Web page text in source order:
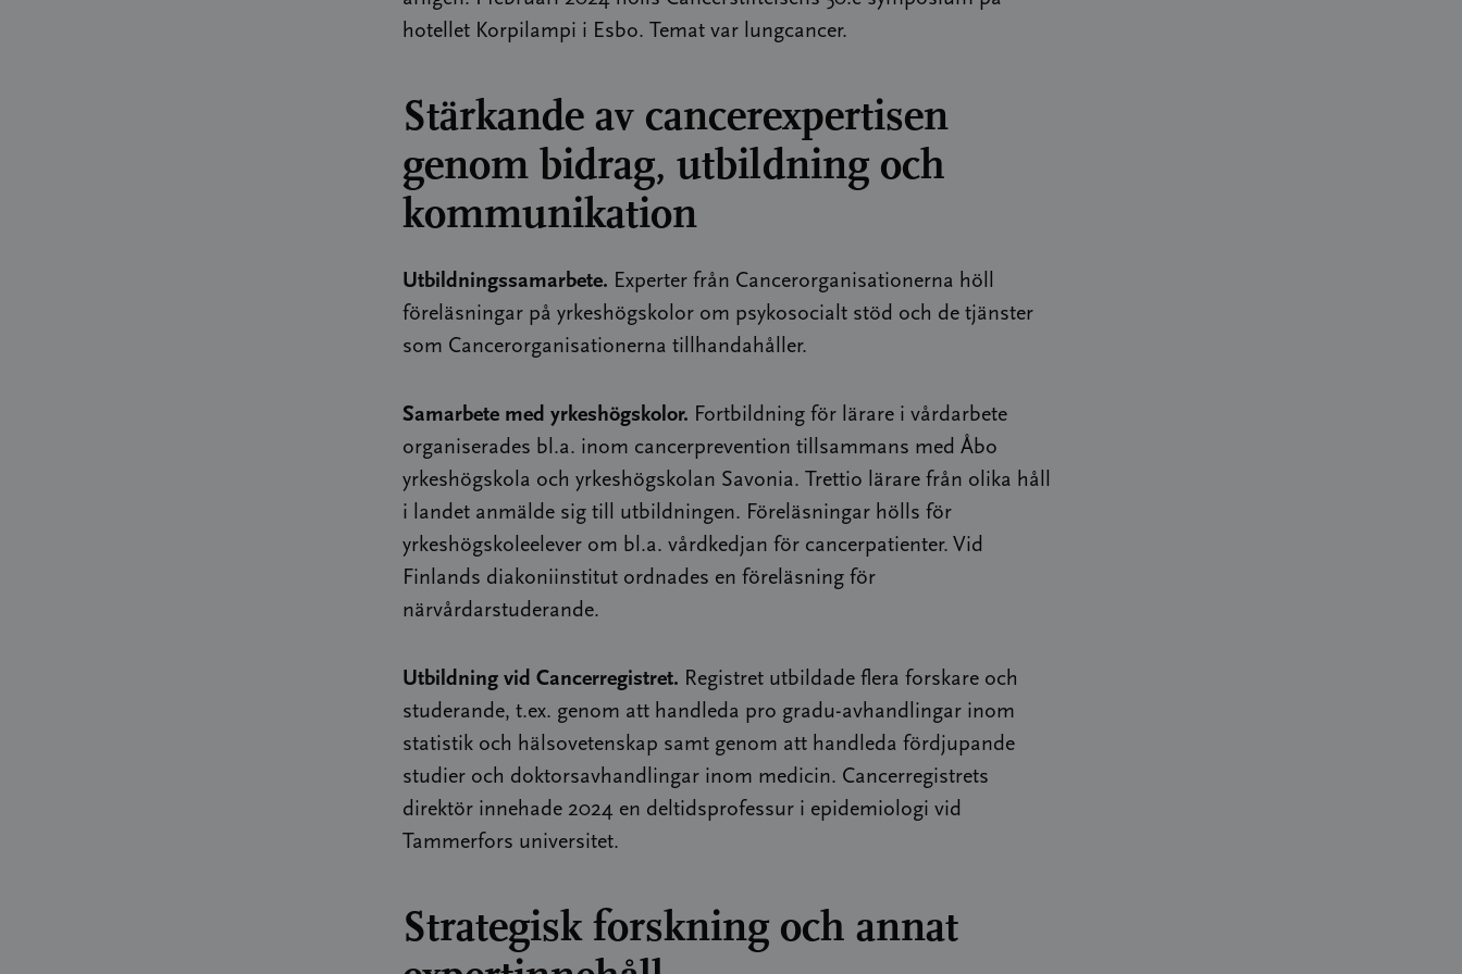
hotellet Korpilampi i Esbo. Temat var lungcancer.
Stärkande av cancerexpertisen
genom bidrag, utbildning och
kommunikation
Utbildningssamarbete. Experter från Cancerorganisationerna höll
föreläsningar på yrkeshögskolor om psykosocialt stöd och de tjänster
som Cancerorganisationerna tillhandahåller.
Samarbete med yrkeshögskolor. Fortbildning för lärare i vårdarbete
organiserades bl.a. inom cancerprevention tillsammans med Åbo
yrkeshögskola och yrkeshögskolan Savonia. Trettio lärare från olika håll
i landet anmälde sig till utbildningen. Föreläsningar hölls för
yrkeshögskoleelever om bl.a. vårdkedjan för cancerpatienter. Vid
Finlands diakoniinstitut ordnades en föreläsning för
närvårdarstuderande.
Utbildning vid Cancerregistret. Registret utbildade flera forskare och
studerande, t.ex. genom att handleda pro gradu-avhandlingar inom
statistik och hälsovetenskap samt genom att handleda fördjupande
studier och doktorsavhandlingar inom medicin. Cancerregistrets
direktör innehade 2024 en deltidsprofessur i epidemiologi vid
Tammerfors universitet.
Strategisk forskning och annat